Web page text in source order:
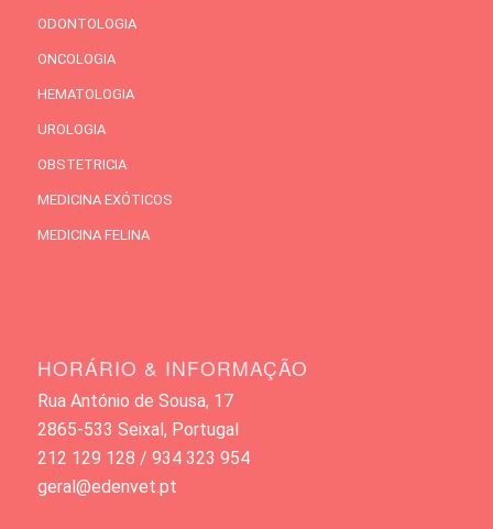
ODONTOLOGIA
ONCOLOGIA
HEMATOLOGIA
UROLOGIA
OBSTETRICIA
MEDICINA EXÓTICOS
MEDICINA FELINA
HORÁRIO & INFORMAÇÃO
Rua António de Sousa, 17
2865-533 Seixal, Portugal
212 129 128 / 934 323 954
geral@edenvet.pt